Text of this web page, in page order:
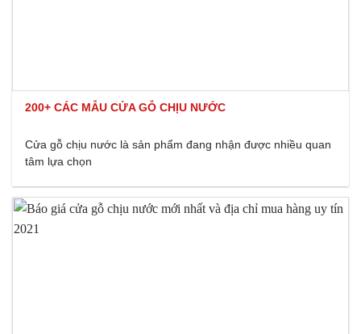
200+ CÁC MẪU CỬA GỖ CHỊU NƯỚC
Cửa gỗ chịu nước là sản phẩm đang nhận được nhiều quan
tâm lựa chọn